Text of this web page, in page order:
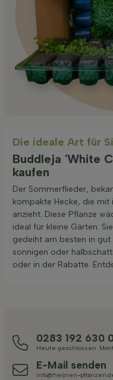
Die ideale Art für
Buddleja 'White
kaufen
Der Sommerflieder,
kompakte Hecke, die mit
anzieht. Diese Pflanze
ideal für kleine Gärten.
gedeiht am besten in
sonnigen oder
oder in der Rabatte.
0283 192 630
Heute geschlossen.
E-Mail senden
info@heijnen-